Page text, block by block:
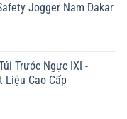
Jogger Nam Dakar
Trước Ngực IXI -
Liệu Cao Cấp